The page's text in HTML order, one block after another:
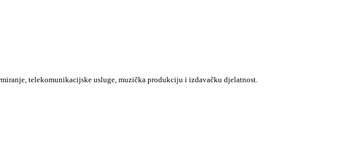
telekomunikacijske usluge, muzička produkciju i izdavačku djelatnost.